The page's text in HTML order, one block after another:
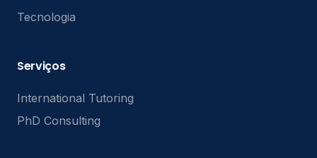
Tecnologia
Serviços
International Tutoring
PhD Consulting